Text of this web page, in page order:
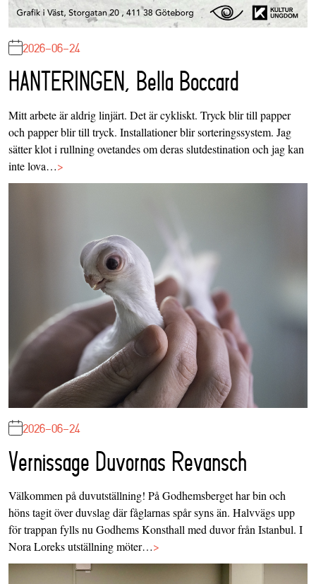
2026-06-24
HANTERINGEN, Bella Boccard
Mitt arbete är aldrig linjärt. Det är cykliskt. Tryck blir till papper
och papper blir till tryck. Installationer blir sorteringssystem. Jag
sätter klot i rullning ovetandes om deras slutdestination och jag kan
inte lova…>
2026-06-24
Vernissage Duvornas Revansch
Välkommen på duvutställning! På Godhemsberget har bin och
höns tagit över duvslag där fåglarnas spår syns än. Halvvägs upp
för trappan fylls nu Godhems Konsthall med duvor från Istanbul. I
Nora Loreks utställning möter…>